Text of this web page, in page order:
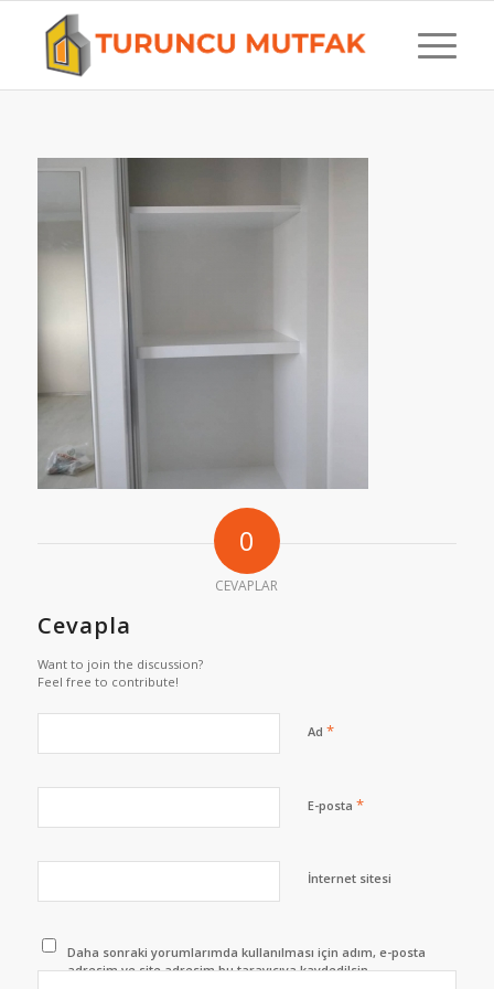
0
CEVAPLAR
Cevapla
Want to join the discussion?
Feel free to contribute!
Ad *
E-posta *
İnternet sitesi
Daha sonraki yorumlarımda kullanılması için adım, e-posta
adresim ve site adresim bu tarayıcıya kaydedilsin.